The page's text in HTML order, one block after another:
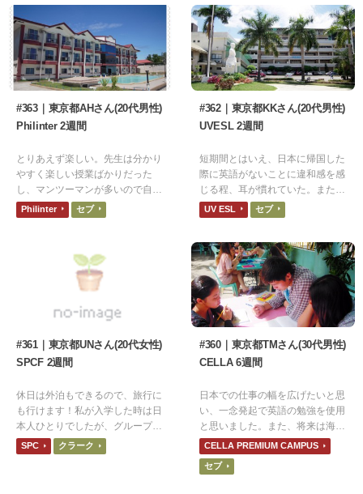
#363｜東京都AHさん(20代男性)
Philinter 2週間
とりあえず楽しい。先生は分かり
やすく楽しい授業ばかりだった
し、マンツーマンが多いので自分
で話す機会がたくさんあったこ
と。放課後は友達とごはんへ行っ
機会があった。
Philinter セブ
#362｜東京都KKさん(20代男性)
UVESL 2週間
短期間とはいえ、日本に帰国した
際に英語がないことに違和感を感
じる程、耳が慣れていた。また、
発話が以前よりスムーズになっ
た。
UV ESL セブ
#361｜東京都UNさん(20代女性)
SPCF 2週間
休日は外泊もできるので、旅行に
も行けます！私が入学した時は日
本人ひとりでしたが、グループク
ラスや敷地内での交流を通してす
ぐに友達もでき、クラスメイトと
SPC クラーク
#360｜東京都TMさん(30代男性)
CELLA 6週間
日本での仕事の幅を広げたいと思
い、一念発起で英語の勉強を使用
と思いました。また、将来は海外
関連の仕事にも挑戦したいと思っ
ていたので、事前準備として短期
ですが英語留学を決めました。
CELLA PREMIUM CAMPUS
セブ